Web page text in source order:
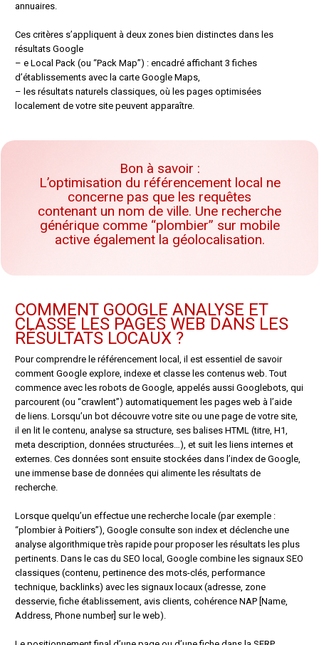
annuaires.
Ces critères s’appliquent à deux zones bien distinctes dans les
résultats Google
– e Local Pack (ou “Pack Map”) : encadré affichant 3 fiches
d’établissements avec la carte Google Maps,
– les résultats naturels classiques, où les pages optimisées
localement de votre site peuvent apparaître.
Bon à savoir :
L’optimisation du référencement local ne
concerne pas que les requêtes
contenant un nom de ville. Une recherche
générique comme “plombier” sur mobile
active également la géolocalisation.
COMMENT GOOGLE ANALYSE ET
CLASSE LES PAGES WEB DANS LES
RÉSULTATS LOCAUX ?
Pour comprendre le référencement local, il est essentiel de savoir
comment Google explore, indexe et classe les contenus web. Tout
commence avec les robots de Google, appelés aussi Googlebots, qui
parcourent (ou “crawlent”) automatiquement les pages web à l’aide
de liens. Lorsqu’un bot découvre votre site ou une page de votre site,
il en lit le contenu, analyse sa structure, ses balises HTML (titre, H1,
meta description, données structurées…), et suit les liens internes et
externes. Ces données sont ensuite stockées dans l’index de Google,
une immense base de données qui alimente les résultats de
recherche.
Lorsque quelqu’un effectue une recherche locale (par exemple :
“plombier à Poitiers”), Google consulte son index et déclenche une
analyse algorithmique très rapide pour proposer les résultats les plus
pertinents. Dans le cas du SEO local, Google combine les signaux SEO
classiques (contenu, pertinence des mots-clés, performance
technique, backlinks) avec les signaux locaux (adresse, zone
desservie, fiche établissement, avis clients, cohérence NAP [Name,
Address, Phone number] sur le web).